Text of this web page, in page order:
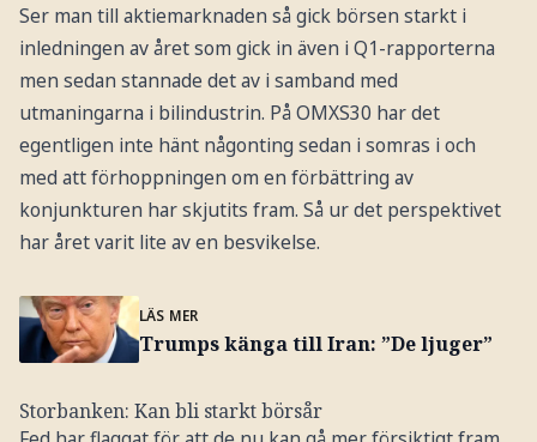
Ser man till aktiemarknaden så gick börsen starkt i
inledningen av året som gick in även i Q1-rapporterna
men sedan stannade det av i samband med
utmaningarna i bilindustrin. På OMXS30 har det
egentligen inte hänt någonting sedan i somras i och
med att förhoppningen om en förbättring av
konjunkturen har skjutits fram. Så ur det perspektivet
har året varit lite av en besvikelse.
LÄS MER
Trumps känga till Iran: ”De ljuger”
Storbanken: Kan bli starkt börsår